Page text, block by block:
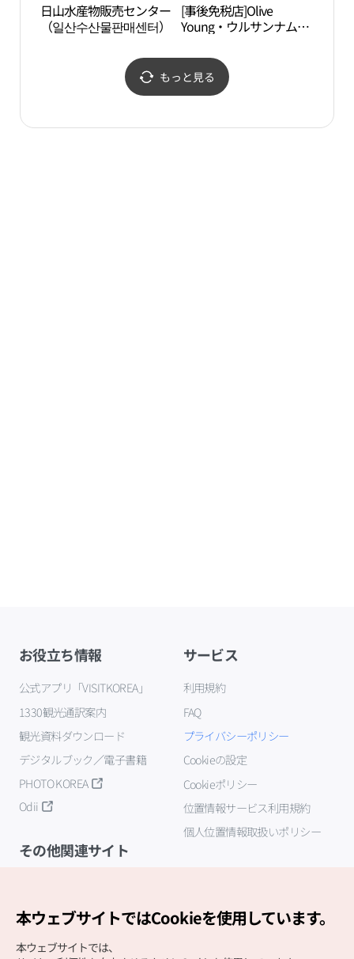
日山水産物販売センター
（일산수산물판매센터）
[事後免税店]Olive
Young・ウルサンナムモ
브영 울산남목점)
もっと見る
お役立ち情報
公式アプリ「VISITKOREA」
1330観光通訳案内
観光資料ダウンロード
デジタルブック／電子書籍
PHOTO KOREA
Odii
サービス
利用規約
FAQ
プライバシーポリシー
Cookieの設定
Cookieポリシー
位置情報サービス利用規約
個人位置情報取扱いポリシー
その他関連サイト
本ウェブサイトではCookieを使用しています。
本ウェブサイトでは、